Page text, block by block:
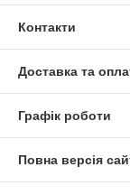
Контакти
Доставка та
Графік роботи
Повна версія